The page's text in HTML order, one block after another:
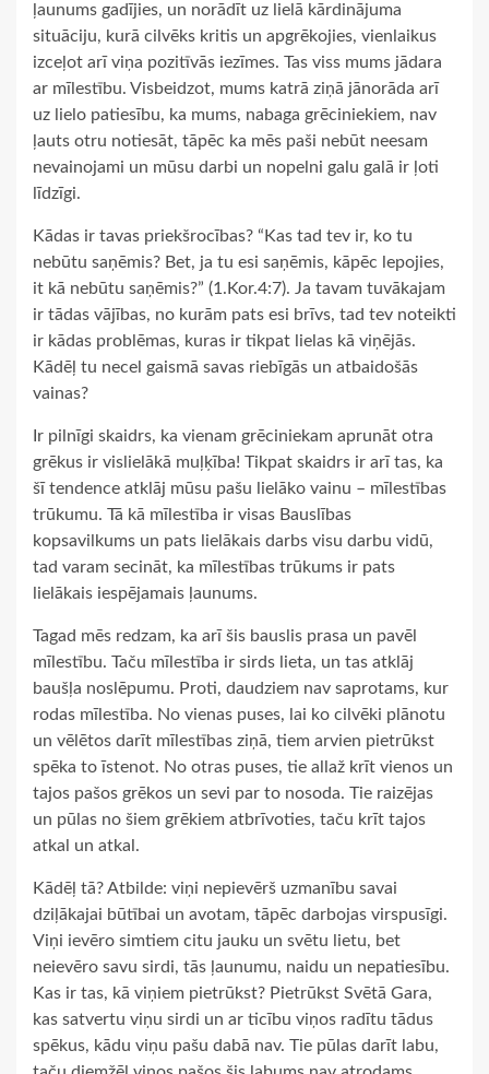
ļaunums gadījies, un norādīt uz lielā kārdinājuma
situāciju, kurā cilvēks kritis un apgrēkojies, vienlaikus
izceļot arī viņa pozitīvās iezīmes. Tas viss mums jādara
ar mīlestību. Visbeidzot, mums katrā ziņā jānorāda arī
uz lielo patiesību, ka mums, nabaga grēciniekiem, nav
ļauts otru notiesāt, tāpēc ka mēs paši nebūt neesam
nevainojami un mūsu darbi un nopelni galu galā ir ļoti
līdzīgi.
Kādas ir tavas priekšrocības? “Kas tad tev ir, ko tu
nebūtu saņēmis? Bet, ja tu esi saņēmis, kāpēc lepojies,
it kā nebūtu saņēmis?” (1.Kor.4:7). Ja tavam tuvākajam
ir tādas vājības, no kurām pats esi brīvs, tad tev noteikti
ir kādas problēmas, kuras ir tikpat lielas kā viņējās.
Kādēļ tu necel gaismā savas riebīgās un atbaidošās
vainas?
Ir pilnīgi skaidrs, ka vienam grēciniekam aprunāt otra
grēkus ir vislielākā muļķība! Tikpat skaidrs ir arī tas, ka
šī tendence atklāj mūsu pašu lielāko vainu – mīlestības
trūkumu. Tā kā mīlestība ir visas Bauslības
kopsavilkums un pats lielākais darbs visu darbu vidū,
tad varam secināt, ka mīlestības trūkums ir pats
lielākais iespējamais ļaunums.
Tagad mēs redzam, ka arī šis bauslis prasa un pavēl
mīlestību. Taču mīlestība ir sirds lieta, un tas atklāj
baušļa noslēpumu. Proti, daudziem nav saprotams, kur
rodas mīlestība. No vienas puses, lai ko cilvēki plānotu
un vēlētos darīt mīlestības ziņā, tiem arvien pietrūkst
spēka to īstenot. No otras puses, tie allaž krīt vienos un
tajos pašos grēkos un sevi par to nosoda. Tie raizējas
un pūlas no šiem grēkiem atbrīvoties, taču krīt tajos
atkal un atkal.
Kādēļ tā? Atbilde: viņi nepievērš uzmanību savai
dziļākajai būtībai un avotam, tāpēc darbojas virspusīgi.
Viņi ievēro simtiem citu jauku un svētu lietu, bet
neievēro savu sirdi, tās ļaunumu, naidu un nepatiesību.
Kas ir tas, kā viņiem pietrūkst? Pietrūkst Svētā Gara,
kas satvertu viņu sirdi un ar ticību viņos radītu tādus
spēkus, kādu viņu pašu dabā nav. Tie pūlas darīt labu,